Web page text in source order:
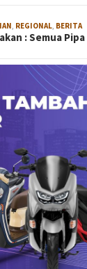
REGIONAL BERITA
: Semua